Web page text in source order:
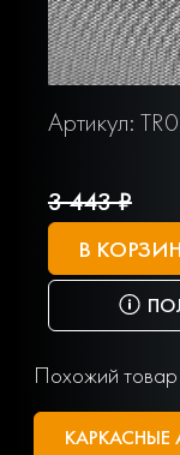
Артикул:
3 443 ₽
В
Похожий товар